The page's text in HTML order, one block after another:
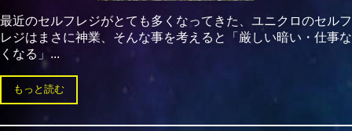
最近のセルフレジがとても多くなってきた、ユニクロのセルフ
レジはまさに神業、そんな事を考えると「厳しい暗い・仕事な
くなる」...
もっと読む